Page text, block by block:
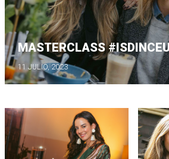
MASTERCLASS
11 JULIO, 2023